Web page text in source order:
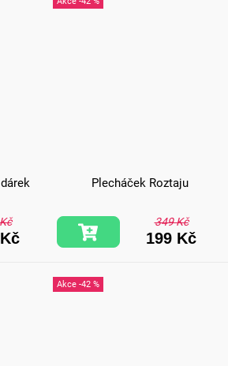
Plecháček Roztaju
349 Kč
199 Kč
-42 %